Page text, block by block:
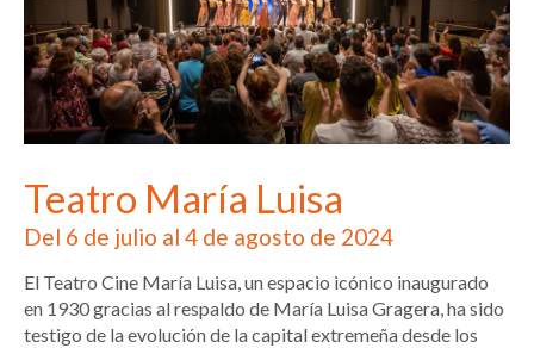
Teatro María Luisa
Del 6 de julio al 4 de agosto de 2024
El Teatro Cine María Luisa, un espacio icónico inaugurado
en 1930 gracias al respaldo de María Luisa Gragera, ha sido
testigo de la evolución de la capital extremeña desde los